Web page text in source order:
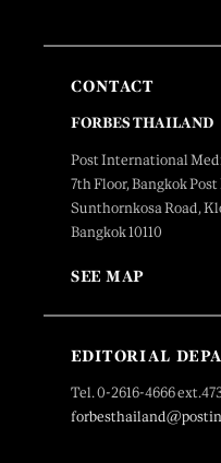
CONTACT
FORBES THAILAND
Post International
7th Floor, Bangkok
Sunthornkosa Road,
Bangkok 10110
SEE MAP
EDITORIAL
Tel. 0-2616-4666